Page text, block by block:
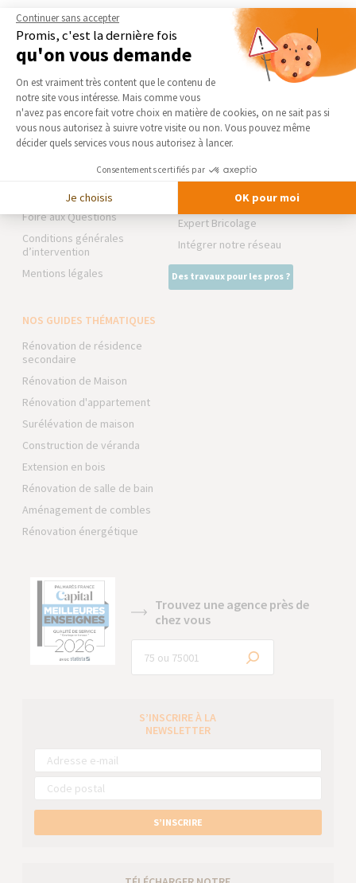
AGENCE D'ORLÉANS - NORD
Qui sommes-nous
Actualités
Notre charte qualité
Partenaires
Trouver une agence
Devenir franchisé
Foire aux Questions
Conditions générales
d’intervention
Mentions légales
NOS DOMAINES
D’INTERVENTION
EXTENSION
RÉNOVATION INTÉRIEURE
TRAVAUX EXTÉRIEURS
NOS PARTENAIRES
La Maison des Architectes
Expert Bricolage
Intégrer notre réseau
Des travaux pour les pros ?
NOS GUIDES THÉMATIQUES
Rénovation de résidence
secondaire
Rénovation de Maison
Rénovation d'appartement
Surélévation de maison
Construction de véranda
Extension en bois
Rénovation de salle de bain
Aménagement de combles
Rénovation énergétique
Trouvez une agence près de
chez vous
S’INSCRIRE À LA
NEWSLETTER
S’INSCRIRE
Continuer sans accepter
Promis, c'est la dernière fois
qu'on vous demande
Plateforme de Gestion du
On est vraiment très content que le contenu de
notre site vous intéresse. Mais comme vous
n'avez pas encore fait votre choix en matière de cookies, on ne sait pas si
vous nous autorisez à suivre votre visite ou non. Vous pouvez même
décider quels services vous nous autorisez à lancer.
Consentements certifiés par
Je choisis OK pour moi
Axeptio consent